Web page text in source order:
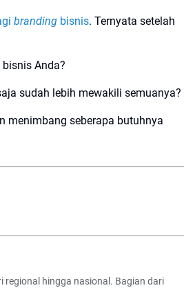
branding bisnis. Ternyata setelah
Anda?
sudah lebih mewakili semuanya?
menimbang seberapa butuhnya
regional hingga nasional. Bagian dari